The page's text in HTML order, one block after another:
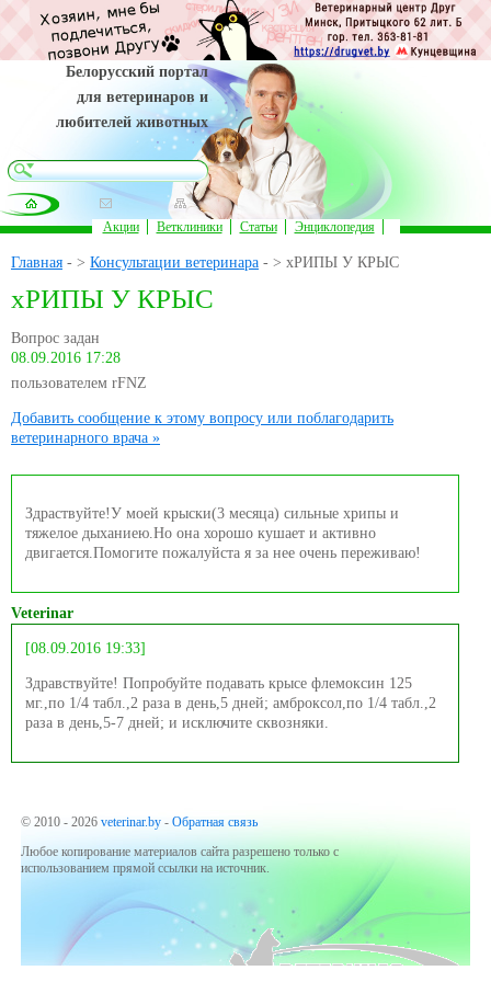
Белорусский портал
для ветеринаров и
любителей животных
Главная - > Консультации ветеринара - > хРИПЫ У КРЫС
хРИПЫ У КРЫС
Вопрос задан
08.09.2016 17:28
пользователем rFNZ
Добавить сообщение к этому вопросу или поблагодарить
ветеринарного врача »
Здраствуйте!У моей крыски(3 месяца) сильные хрипы и
тяжелое дыханиею.Но она хорошо кушает и активно
двигается.Помогите пожалуйста я за нее очень переживаю!
Veterinar
[08.09.2016 19:33]
Здравствуйте! Попробуйте подавать крысе флемоксин 125
мг.,по 1/4 табл.,2 раза в день,5 дней; амброксол,по 1/4 табл.,2
раза в день,5-7 дней; и исключите сквозняки.
Акции Ветклиники Статьи Энциклопедия
© 2010 - 2026 veterinar.by - Обратная связь
Любое копирование материалов сайта разрешено только с
использованием прямой ссылки на источник.